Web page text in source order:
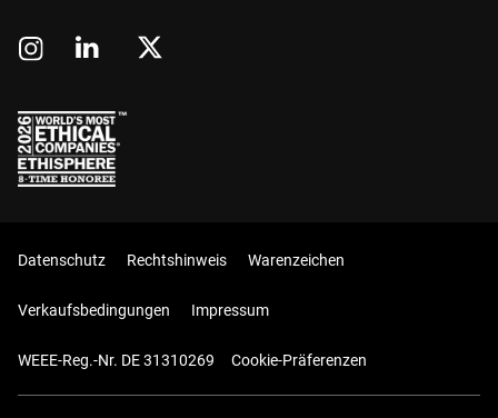
Datenschutz Rechtshinweis Warenzeichen
Verkaufsbedingungen Impressum
WEEE-Reg.-Nr. DE 31310269 Cookie-Präferenzen